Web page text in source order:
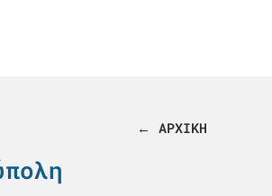
← ΑΡΧΙΚΗ